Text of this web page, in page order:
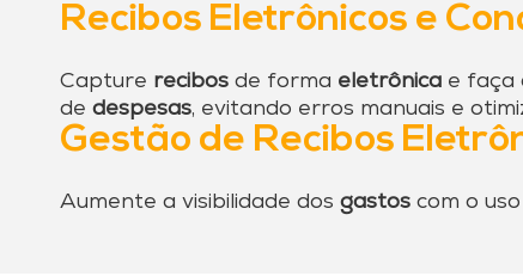
Recibos Eletrônicos e
Capture recibos de forma eletrônica e faça
de despesas, evitando erros manuais e
Gestão de Recibos
Aumente a visibilidade dos gastos com o